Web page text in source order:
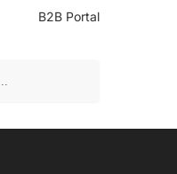
B2B Portal